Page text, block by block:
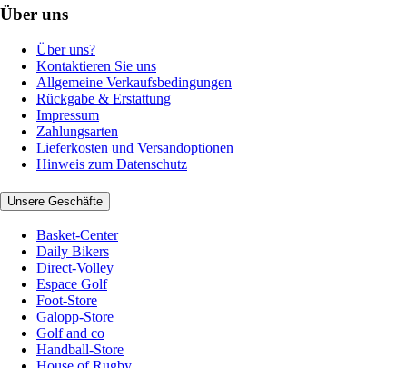
Über uns
Über uns?
Kontaktieren Sie uns
Allgemeine Verkaufsbedingungen
Rückgabe & Erstattung
Impressum
Zahlungsarten
Lieferkosten und Versandoptionen
Hinweis zum Datenschutz
Unsere Geschäfte
Basket-Center
Daily Bikers
Direct-Volley
Espace Golf
Foot-Store
Galopp-Store
Golf and co
Handball-Store